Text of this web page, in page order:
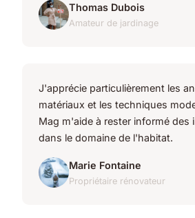
Thomas Dubois
Amateur de jardinage
J'apprécie particulièrement les
matériaux et les techniques
Mag m'aide à rester informé des
dans le domaine de l'habitat.
Marie Fontaine
Propriétaire rénovateur